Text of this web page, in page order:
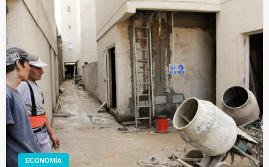
ECONOMÍA